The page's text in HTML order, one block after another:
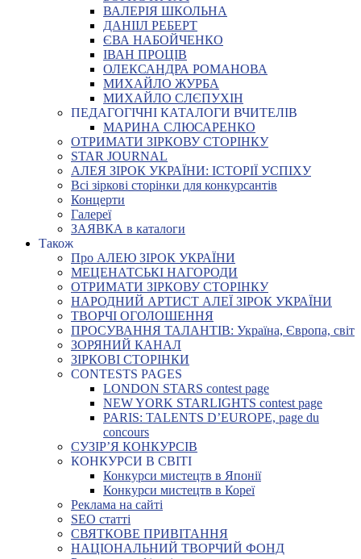
ВАЛЕРІЯ ШКОЛЬНА
ДАНІІЛ РЕБЕРТ
ЄВА НАБОЙЧЕНКО
ІВАН ПРОЦІВ
ОЛЕКСАНДРА РОМАНОВА
МИХАЙЛО ЖУРБА
МИХАЙЛО СЛЄПУХІН
ПЕДАГОГІЧНІ КАТАЛОГИ ВЧИТЕЛІВ
МАРИНА СЛЮСАРЕНКО
ОТРИМАТИ ЗІРКОВУ СТОРІНКУ
STAR JOURNAL
АЛЕЯ ЗІРОК УКРАЇНИ: ІСТОРІЇ УСПІХУ
Всі зіркові сторінки для конкурсантів
Концерти
Галереї
ЗАЯВКА в каталоги
Також
Про АЛЕЮ ЗІРОК УКРАЇНИ
МЕЦЕНАТСЬКІ НАГОРОДИ
ОТРИМАТИ ЗІРКОВУ СТОРІНКУ
НАРОДНИЙ АРТИСТ АЛЕЇ ЗІРОК УКРАЇНИ
ТВОРЧІ ОГОЛОШЕННЯ
ПРОСУВАННЯ ТАЛАНТІВ: Україна, Європа, світ
ЗОРЯНИЙ КАНАЛ
ЗІРКОВІ СТОРІНКИ
CONTESTS PAGES
LONDON STARS contest page
NEW YORK STARLIGHTS contest page
PARIS: TALENTS D’EUROPE, page du
concours
СУЗІР’Я КОНКУРСІВ
КОНКУРСИ В СВІТІ
Конкурси мистецтв в Японії
Конкурси мистецтв в Кореї
Реклама на сайті
SEO статті
СВЯТКОВЕ ПРИВІТАННЯ
НАЦІОНАЛЬНИЙ ТВОРЧИЙ ФОНД